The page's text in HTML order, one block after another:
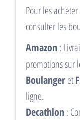
Pour les
consulter les
Amazon:
promotions sur
Boulangeret
ligne.
Decathlon: